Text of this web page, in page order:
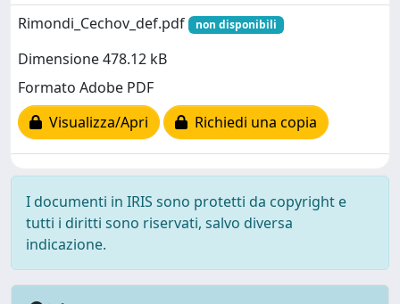
Rimondi_Cechov_def.pdf
non disponibili
Dimensione 478.12 kB
Formato Adobe PDF
Visualizza/Apri
Richiedi una copia
I documenti in IRIS sono protetti da copyright e
tutti i diritti sono riservati, salvo diversa
indicazione.